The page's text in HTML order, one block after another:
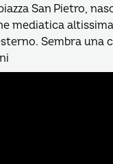
San Pietro,
mediatica
Sembra una